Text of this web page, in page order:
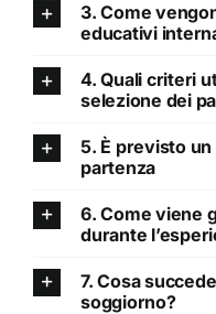
3. Come
educativi
4. Quali criteri
selezione dei
5. È previsto
partenza
6. Come viene
durante
7. Cosa
soggiorno?